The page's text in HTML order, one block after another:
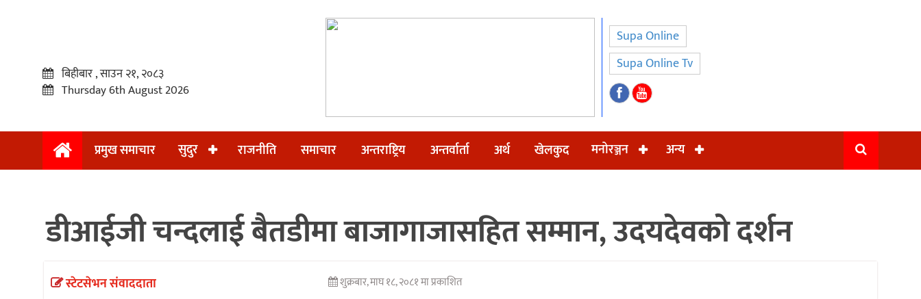
प्रमुख
समाचार
बिहीबार , साउन २१, २०८३
Thursday 6th August 2026
Supa Online
Supa Online Tv
प्रमुख समाचार सुदुर राजनीति समाचार अन्तराष्ट्रिय अन्तर्वार्ता अर्थ खेलकुद मनोरञ्जन अन्य
डीआईजी चन्दलाई बैतडीमा बाजागाजासहित सम्मान, उदयदेवको दर्शन
स्टेटसेभन संवाददाता शुक्रबार, माघ १८, २०८१ मा प्रकाशित